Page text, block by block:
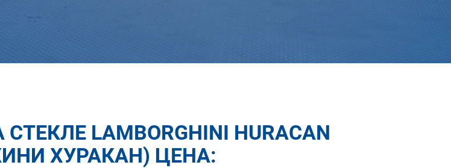
LAMBORGHINI HURACAN
ХУРАКАН) ЦЕНА: